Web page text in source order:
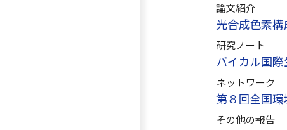
論文紹介
光合成色素
研究ノート
バイカル国
ネットワーク
第８回全国
その他の報告